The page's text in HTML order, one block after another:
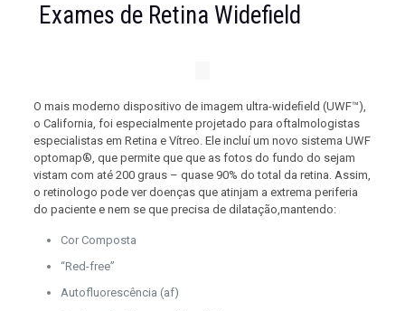
Exames de Retina Widefield
O mais moderno dispositivo de imagem ultra-wideﬁeld (UWF™),
o California, foi especialmente projetado para oftalmologistas
especialistas em Retina e Vítreo. Ele incluí um novo sistema UWF
optomap®, que permite que que as fotos do fundo do sejam
vistam com até 200 graus – quase 90% do total da retina. Assim,
o retinologo pode ver doenças que atinjam a extrema periferia
do paciente e nem se que precisa de dilatação,mantendo:
Cor Composta
“Red-free”
Autofluorescência (af)